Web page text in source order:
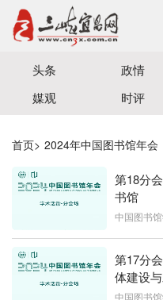
宜昌三峡融媒体中心主办
头条 政情
媒观
时评
首页> 2024年中国图书馆年会
第18分
书馆
中国图书
第17分
体建设
中国图书